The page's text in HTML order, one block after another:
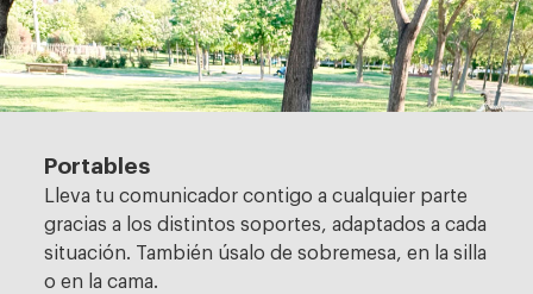
Portables
Lleva tu comunicador contigo a cualquier parte
gracias a los distintos soportes, adaptados a cada
situación. También úsalo de sobremesa, en la silla
o en la cama.